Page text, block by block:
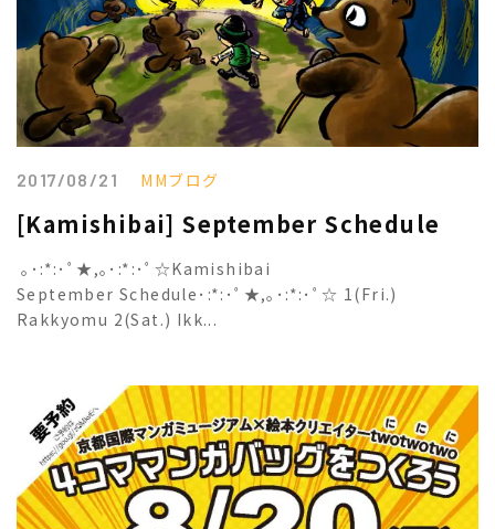
2017/08/21 MMブログ
[Kamishibai] September Schedule
｡･:*:･ﾟ★,｡･:*:･ﾟ☆Kamishibai
September Schedule･:*:･ﾟ★,｡･:*:･ﾟ☆ 1(Fri.)
Rakkyomu 2(Sat.) Ikk...